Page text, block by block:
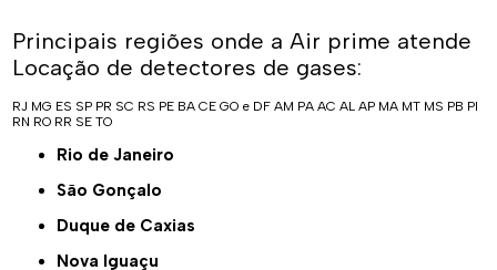
Principais regiões onde a Air prime atende
Locação de detectores de gases:
RJ MG ES SP PR SC RS PE BA CE GO e DF AM PA AC AL AP MA MT MS PB PI
RN RO RR SE TO
Rio de Janeiro
São Gonçalo
Duque de Caxias
Nova Iguaçu